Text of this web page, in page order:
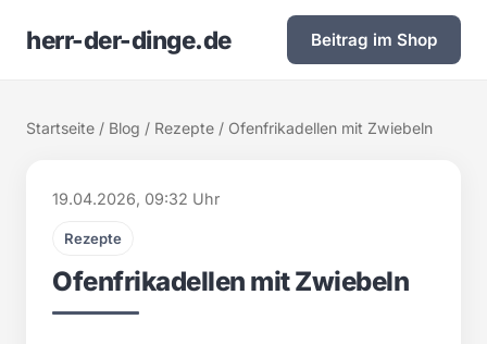
herr-der-dinge.de Beitrag im Shop
Startseite / Blog / Rezepte / Ofenfrikadellen mit Zwiebeln
19.04.2026, 09:32 Uhr
Rezepte
Ofenfrikadellen mit Zwiebeln